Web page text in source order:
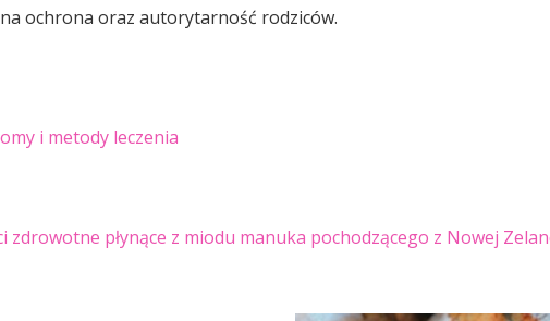
ochrona oraz autorytarność rodziców.
i metody leczenia
zdrowotne płynące z miodu manuka pochodzącego z Nowej